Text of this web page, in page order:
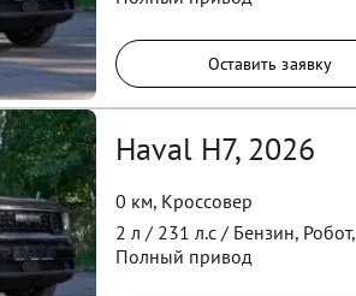
Оставить заявку
Haval H7, 2026
0 км, Кроссовер
2 л / 231 л.с / Бензин, Робот,
Полный привод